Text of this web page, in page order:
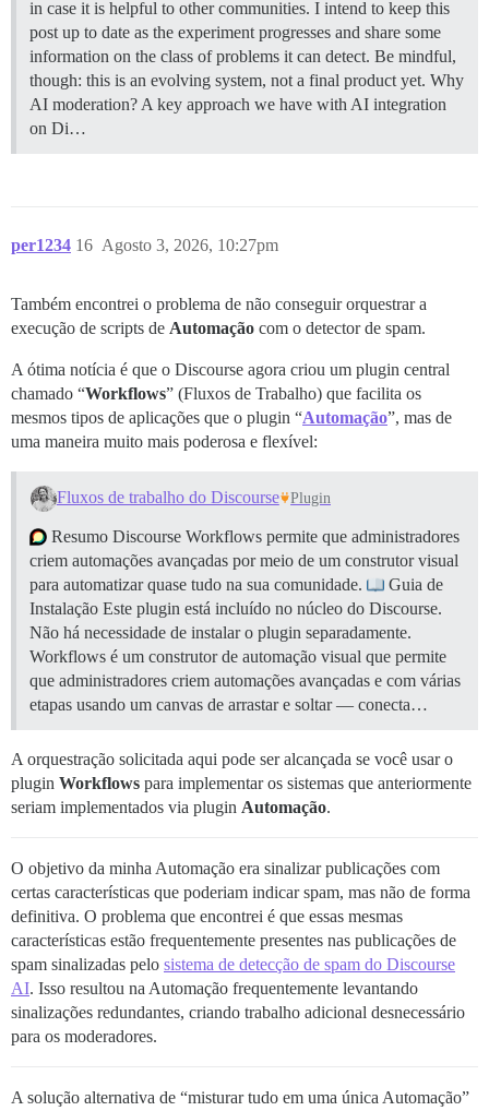
in case it is helpful to other communities. I intend to keep this
post up to date as the experiment progresses and share some
information on the class of problems it can detect. Be mindful,
though: this is an evolving system, not a final product yet. Why
AI moderation? A key approach we have with AI integration
on Di…
per1234 Agosto 3, 2026, 10:27pm
16
Também encontrei o problema de não conseguir orquestrar a
execução de scripts de Automação com o detector de spam.
A ótima notícia é que o Discourse agora criou um plugin central
chamado “Workflows” (Fluxos de Trabalho) que facilita os
mesmos tipos de aplicações que o plugin “Automação”, mas de
uma maneira muito mais poderosa e flexível:
Fluxos de trabalho do Discourse Plugin
Resumo Discourse Workflows permite que administradores
criem automações avançadas por meio de um construtor visual
para automatizar quase tudo na sua comunidade.
Guia de
Instalação Este plugin está incluído no núcleo do Discourse.
Não há necessidade de instalar o plugin separadamente.
Workflows é um construtor de automação visual que permite
que administradores criem automações avançadas e com várias
etapas usando um canvas de arrastar e soltar — conecta…
A orquestração solicitada aqui pode ser alcançada se você usar o
plugin Workflows para implementar os sistemas que anteriormente
seriam implementados via plugin Automação.
O objetivo da minha Automação era sinalizar publicações com
certas características que poderiam indicar spam, mas não de forma
definitiva. O problema que encontrei é que essas mesmas
características estão frequentemente presentes nas publicações de
spam sinalizadas pelo sistema de detecção de spam do Discourse
AI. Isso resultou na Automação frequentemente levantando
sinalizações redundantes, criando trabalho adicional desnecessário
para os moderadores.
A solução alternativa de “misturar tudo em uma única Automação”